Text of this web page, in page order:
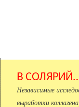
В
Независимые
выработки